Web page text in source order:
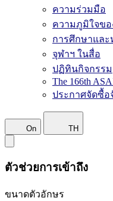
ความร่วมมือ
ความภูมิใจขอ
การศึกษาและ
จุฬาฯ ในสื่อ
ปฏิทินกิจกรรม
The 166th
ประกาศจัดซื้อ
On TH
ตัวช่วยการเข้าถึง
ขนาดตัวอักษร